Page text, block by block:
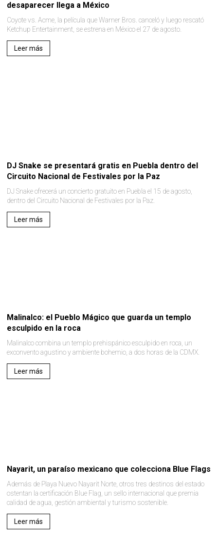
desaparecer llega a México
Coyote vs. Acme, la película que Warner Bros. canceló y luego rescató
Ketchup Entertainment, se estrena en México el 27 de agosto.
Leer más
DJ Snake se presentará gratis en Puebla dentro del
Circuito Nacional de Festivales por la Paz
DJ Snake ofrecerá un concierto gratuito en Puebla el 15 de agosto,
dentro del Circuito Nacional de Festivales por la Paz.
Leer más
Malinalco: el Pueblo Mágico que guarda un templo
esculpido en la roca
Malinalco combina un templo prehispánico esculpido en roca, un
exconvento agustino y ambiente bohemio, a dos horas de la CDMX.
Leer más
Nayarit, un paraíso mexicano que colecciona Blue Flags
Además de Playa Nuevo Nayarit Norte, otros tres destinos del estado
ostentan la certificación Blue Flag, un sello internacional que premia
calidad de agua, gestión ambiental y turismo sostenible.
Leer más